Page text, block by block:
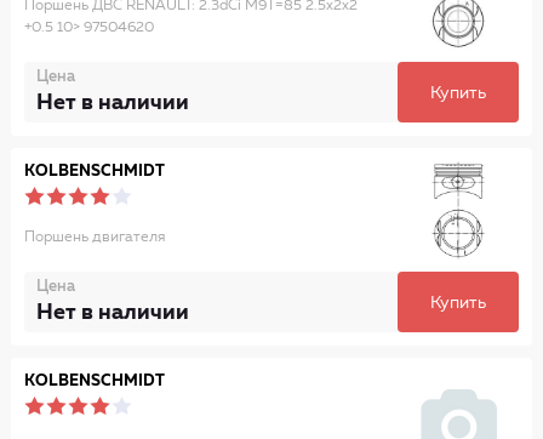
Поршень ДВС RENAULT: 2.3dCi M9T=85 2.5x2x2
+0.5 10> 97504620
Цена
Нет в наличии Купить
KOLBENSCHMIDT
Поршень двигателя
Цена
Нет в наличии Купить
KOLBENSCHMIDT